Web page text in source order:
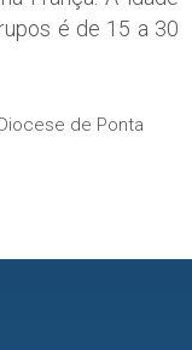
é de 15 a 30
de Ponta